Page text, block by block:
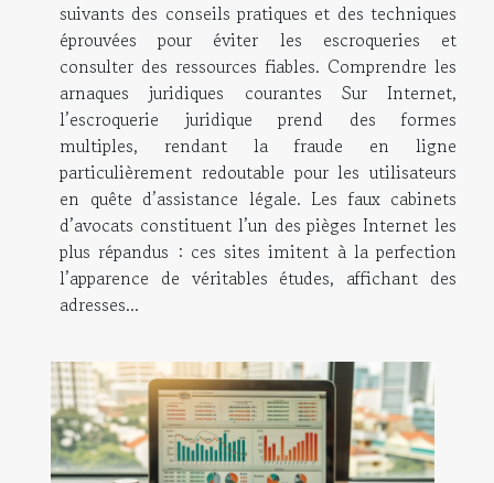
suivants des conseils pratiques et des techniques
éprouvées pour éviter les escroqueries et
consulter des ressources fiables. Comprendre les
arnaques juridiques courantes Sur Internet,
l’escroquerie juridique prend des formes
multiples, rendant la fraude en ligne
particulièrement redoutable pour les utilisateurs
en quête d’assistance légale. Les faux cabinets
d’avocats constituent l’un des pièges Internet les
plus répandus : ces sites imitent à la perfection
l’apparence de véritables études, affichant des
adresses...